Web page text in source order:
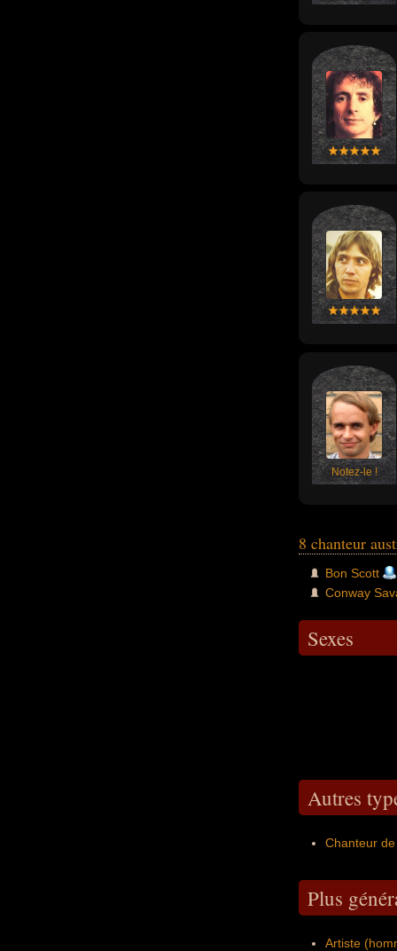
Notez-le !
8 chanteur
Bon Scott
Conway
Sexes
Autres
Chanteur
Plus
Artiste